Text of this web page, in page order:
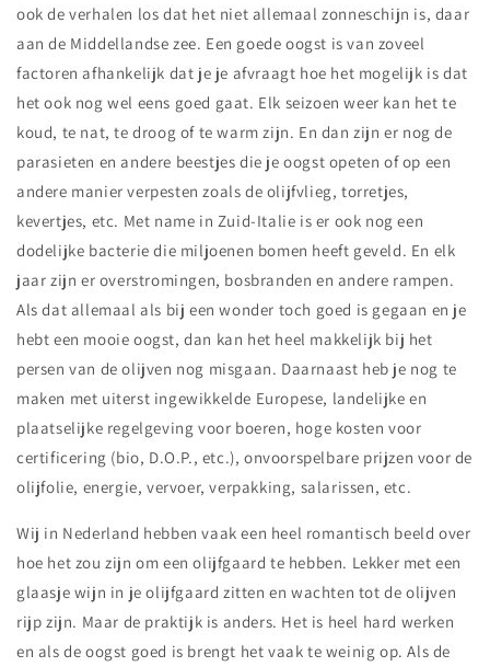
ook de verhalen los dat het niet allemaal zonneschijn is, daar
aan de Middellandse zee. Een goede oogst is van zoveel
factoren afhankelijk dat je je afvraagt hoe het mogelijk is dat
het ook nog wel eens goed gaat. Elk seizoen weer kan het te
koud, te nat, te droog of te warm zijn. En dan zijn er nog de
parasieten en andere beestjes die je oogst opeten of op een
andere manier verpesten zoals de olijfvlieg, torretjes,
kevertjes, etc. Met name in Zuid-Italie is er ook nog een
dodelijke bacterie die miljoenen bomen heeft geveld. En elk
jaar zijn er overstromingen, bosbranden en andere rampen.
Als dat allemaal als bij een wonder toch goed is gegaan en je
hebt een mooie oogst, dan kan het heel makkelijk bij het
persen van de olijven nog misgaan. Daarnaast heb je nog te
maken met uiterst ingewikkelde Europese, landelijke en
plaatselijke regelgeving voor boeren, hoge kosten voor
certificering (bio, D.O.P., etc.), onvoorspelbare prijzen voor de
olijfolie, energie, vervoer, verpakking, salarissen, etc.
Wij in Nederland hebben vaak een heel romantisch beeld over
hoe het zou zijn om een olijfgaard te hebben. Lekker met een
glaasje wijn in je olijfgaard zitten en wachten tot de olijven
rijp zijn. Maar de praktijk is anders. Het is heel hard werken
en als de oogst goed is brengt het vaak te weinig op. Als de